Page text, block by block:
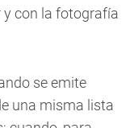
y con la fotografía
se emite
una misma lista